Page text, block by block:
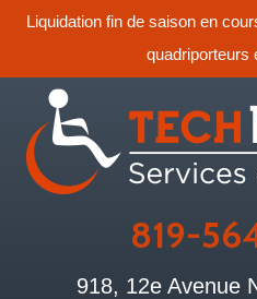
Liquidation fin de saison en
quadriporteurs
819-
918, 12e Avenue